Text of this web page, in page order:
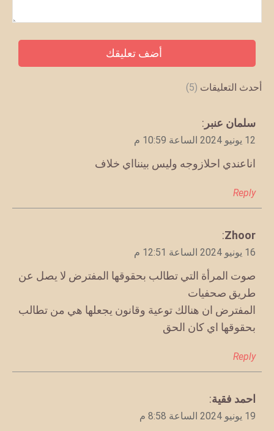
أحدث التعليقات (5)
يقول
سلمان عنبر :
12 يونيو 2024 الساعة 10:59 م
اناعندي احلازوجه وليس بيننااي خلاف
Reply
يقول
Zhoor
:
16 يونيو 2024 الساعة 12:51 م
صوت المرأة التي تطالب بحقوقها المفترض لا يصل عن
طريق صحفيات
المفترض ان هنالك توعية وقانون يجعلها هي من تطالب
بحقوقها اي كان الحق
Reply
يقول
احمد فقية:
19 يونيو 2024 الساعة 8:58 م